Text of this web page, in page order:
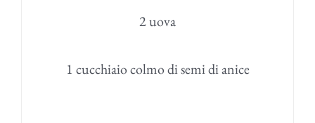
2 uova
1 cucchiaio colmo di semi di anice